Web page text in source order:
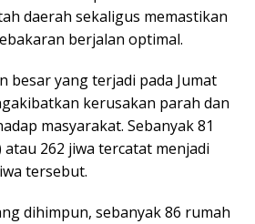
daerah sekaligus memastikan
berjalan optimal.
besar yang terjadi pada Jumat
kerusakan parah dan
masyarakat. Sebanyak 81
atau 262 jiwa tercatat menjadi
tersebut.
dihimpun, sebanyak 86 rumah